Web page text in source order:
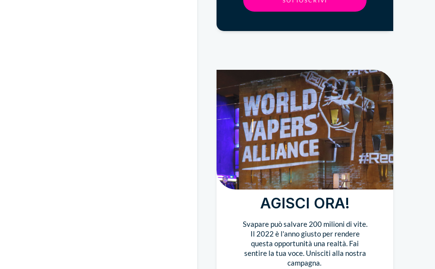
AGISCI ORA!
Svapare può salvare 200 milioni di vite.
Il 2022 è l'anno giusto per rendere
questa opportunità una realtà. Fai
sentire la tua voce. Unisciti alla nostra
campagna.